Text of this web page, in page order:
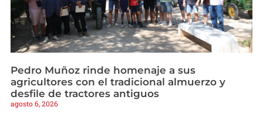
Pedro Muñoz rinde homenaje a sus
agricultores con el tradicional almuerzo y
desfile de tractores antiguos
agosto 6, 2026